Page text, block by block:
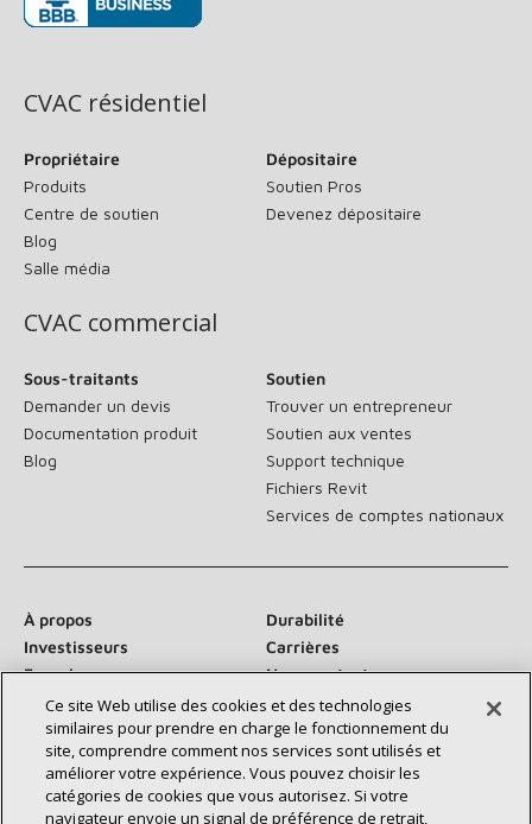
CVAC résidentiel
Propriétaire
Produits
Centre de soutien
Blog
Salle média
Dépositaire
Soutien Pros
Devenez dépositaire
CVAC commercial
Sous-traitants
Demander un devis
Documentation produit
Blog
Soutien
Trouver un entrepreneur
Soutien aux ventes
Support technique
Fichiers Revit
Services de comptes nationaux
À propos
Durabilité
Investisseurs
Carrières
Fournisseurs
Nous contacter
Salle de presse
Communiquez avec nous :
Ce site Web utilise des cookies et des technologies
similaires pour prendre en charge le fonctionnement du
site, comprendre comment nos services sont utilisés et
améliorer votre expérience. Vous pouvez choisir les
catégories de cookies que vous autorisez. Si votre
navigateur envoie un signal de préférence de retrait,